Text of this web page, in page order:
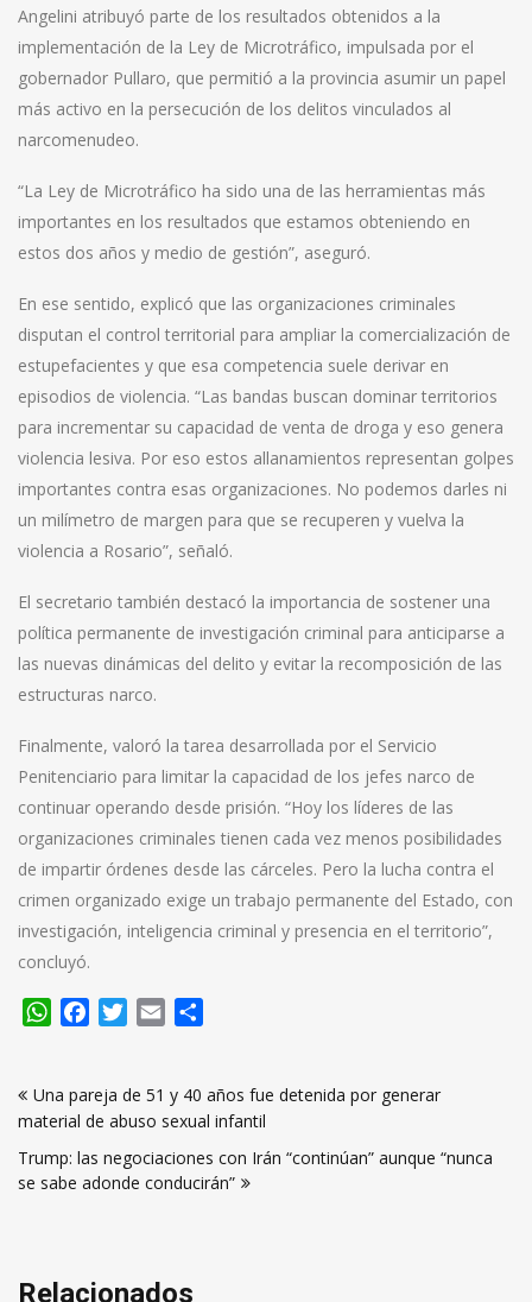
Angelini atribuyó parte de los resultados obtenidos a la
implementación de la Ley de Microtráfico, impulsada por el
gobernador Pullaro, que permitió a la provincia asumir un papel
más activo en la persecución de los delitos vinculados al
narcomenudeo.
“La Ley de Microtráfico ha sido una de las herramientas más
importantes en los resultados que estamos obteniendo en
estos dos años y medio de gestión”, aseguró.
En ese sentido, explicó que las organizaciones criminales
disputan el control territorial para ampliar la comercialización de
estupefacientes y que esa competencia suele derivar en
episodios de violencia. “Las bandas buscan dominar territorios
para incrementar su capacidad de venta de droga y eso genera
violencia lesiva. Por eso estos allanamientos representan golpes
importantes contra esas organizaciones. No podemos darles ni
un milímetro de margen para que se recuperen y vuelva la
violencia a Rosario”, señaló.
El secretario también destacó la importancia de sostener una
política permanente de investigación criminal para anticiparse a
las nuevas dinámicas del delito y evitar la recomposición de las
estructuras narco.
Finalmente, valoró la tarea desarrollada por el Servicio
Penitenciario para limitar la capacidad de los jefes narco de
continuar operando desde prisión. “Hoy los líderes de las
organizaciones criminales tienen cada vez menos posibilidades
de impartir órdenes desde las cárceles. Pero la lucha contra el
crimen organizado exige un trabajo permanente del Estado, con
investigación, inteligencia criminal y presencia en el territorio”,
concluyó.
WhatsApp
FacebookTwitter
Email
de
entradas
Una pareja de 51 y 40 años fue detenida por generar
material de abuso sexual infantil
Trump: las negociaciones con Irán “continúan” aunque “nunca
se sabe adonde conducirán”
Relacionados